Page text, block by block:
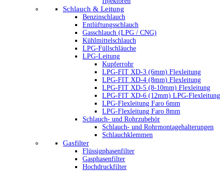
Schlauch & Leitung
Benzinschlauch
Entlüftungsschlauch
Gasschlauch (LPG / CNG)
Kühlmittelschlauch
LPG-Füllschläuche
LPG-Leitung
Kupferrohr
LPG-FIT XD-3 (6mm) Flexleitung
LPG-FIT XD-4 (8mm) Flexleitung
LPG-FIT XD-5 (8-10mm) Flexleitung
LPG-FIT XD-6 (12mm) LPG-Flexleitung
LPG-Flexleitung Faro 6mm
LPG-Flexleitung Faro 8mm
Schlauch- und Rohrzubehör
Schlauch- und Rohrmontagehalterungen
Schlauchklemmen
Gasfilter
Flüssigphasenfilter
Gasphasenfilter
Hochdruckfilter